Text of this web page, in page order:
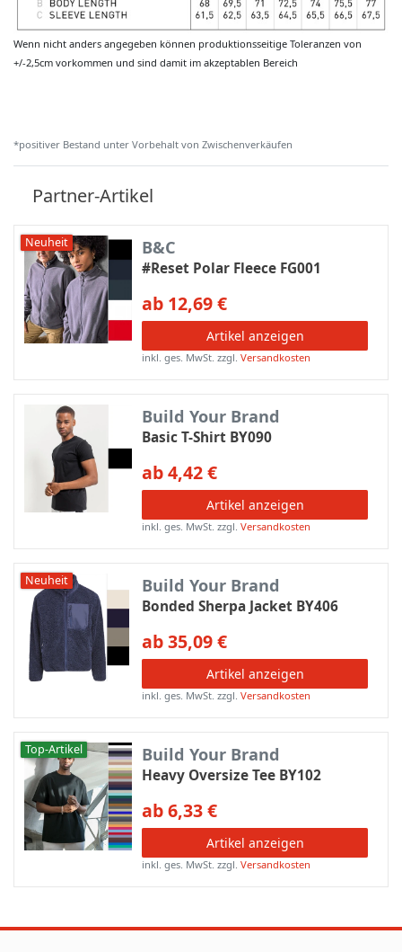
Wenn nicht anders angegeben können produktionsseitige Toleranzen von
+/-2,5cm vorkommen und sind damit im akzeptablen Bereich
*positiver Bestand unter Vorbehalt von Zwischenverkäufen
Partner-Artikel
Neuheit B&C
#Reset Polar Fleece FG001
ab 12,69 €
Artikel anzeigen
inkl. ges. MwSt. zzgl.Versandkosten
Build Your Brand
Basic T-Shirt BY090
ab 4,42 €
Artikel anzeigen
inkl. ges. MwSt. zzgl.Versandkosten
Neuheit Build Your Brand
Bonded Sherpa Jacket BY406
ab 35,09 €
Artikel anzeigen
inkl. ges. MwSt. zzgl.Versandkosten
Top-Artikel Build Your Brand
Heavy Oversize Tee BY102
ab 6,33 €
Artikel anzeigen
inkl. ges. MwSt. zzgl.Versandkosten